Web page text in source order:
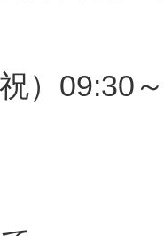
）09:30